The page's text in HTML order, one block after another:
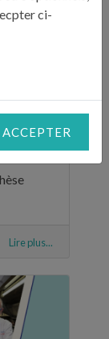
TROIS ADRESSES POUR SE RÉGALER AU MOIS DE JUIN
Lire plus...
ci-
ACCEPTER